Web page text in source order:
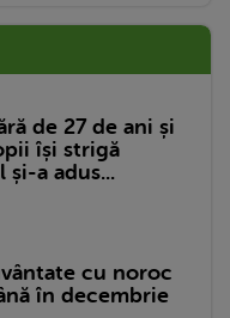
de 27 de ani și
își strigă
și-a adus...
cu noroc
în decembrie